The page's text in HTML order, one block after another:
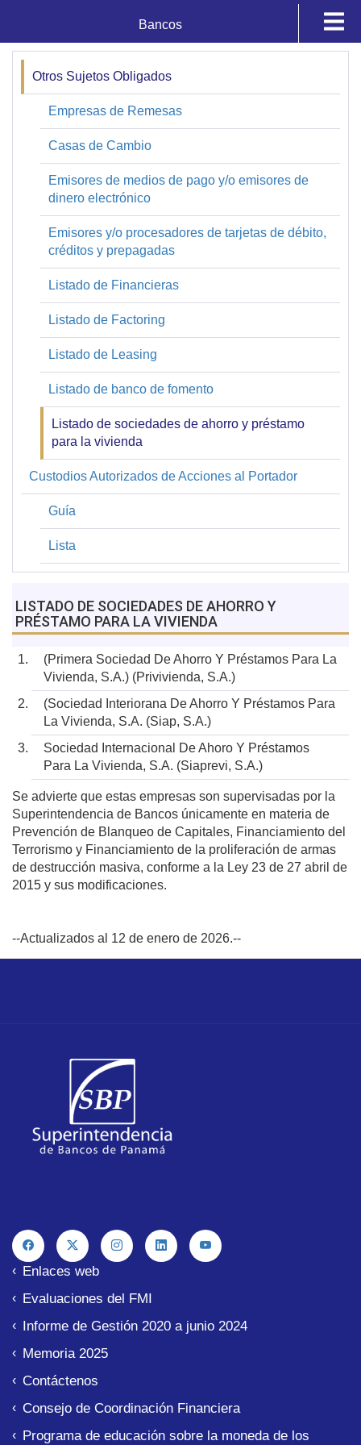
Supervisados y Registros
Bancos
Registros
Calificaciones de Bancos
Sistemas
Registros
Otros Sujetos Obligados
Empresas de Remesas
Casas de Cambio
Emisores de medios de pago y/o emisores de
dinero electrónico
Emisores y/o procesadores de tarjetas de débito,
créditos y prepagadas
Listado de Financieras
Listado de Factoring
Listado de Leasing
Listado de banco de fomento
Listado de sociedades de ahorro y préstamo
para la vivienda
Custodios Autorizados de Acciones al Portador
Guía
Lista
LISTADO DE SOCIEDADES DE AHORRO Y
PRÉSTAMO PARA LA VIVIENDA
(Primera Sociedad De Ahorro Y Préstamos Para La
Vivienda, S.A.) (Privivienda, S.A.)
(Sociedad Interiorana De Ahorro Y Préstamos Para
La Vivienda, S.A. (Siap, S.A.)
Sociedad Internacional De Ahoro Y Préstamos
Para La Vivienda, S.A. (Siaprevi, S.A.)
Se advierte que estas empresas son supervisadas por la
Superintendencia de Bancos únicamente en materia de
Prevención de Blanqueo de Capitales, Financiamiento del
Terrorismo y Financiamiento de la proliferación de armas
de destrucción masiva, conforme a la Ley 23 de 27 abril de
2015 y sus modificaciones.
--Actualizados al 12 de enero de 2026.--
Enlaces web
Evaluaciones del FMI
Informe de Gestión 2020 a junio 2024
Memoria 2025
Contáctenos
Consejo de Coordinación Financiera
Programa de educación sobre la moneda de los